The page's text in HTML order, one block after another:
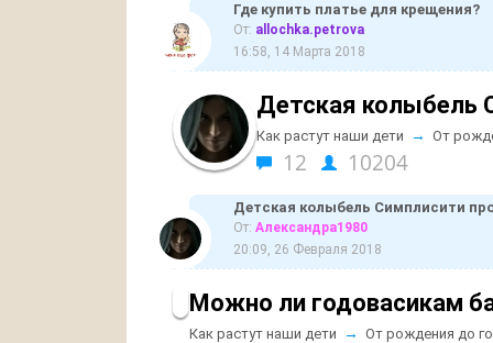
Где купить платье для крещения?
От: allochka.petrova
16:58, 14 Марта 2018
Детская колыбель
Как растут наши дети → От
12 10204
Детская колыбель Симплисити
От: Александра1980
20:09, 26 Февраля 2018
Можно ли годовасикам
Как растут наши дети → От рождения до